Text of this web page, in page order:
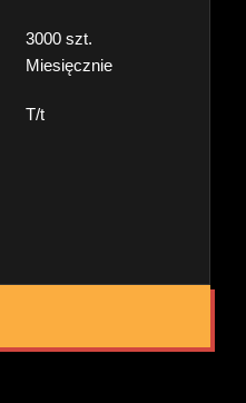
3000 szt.
Miesięcznie
T/t